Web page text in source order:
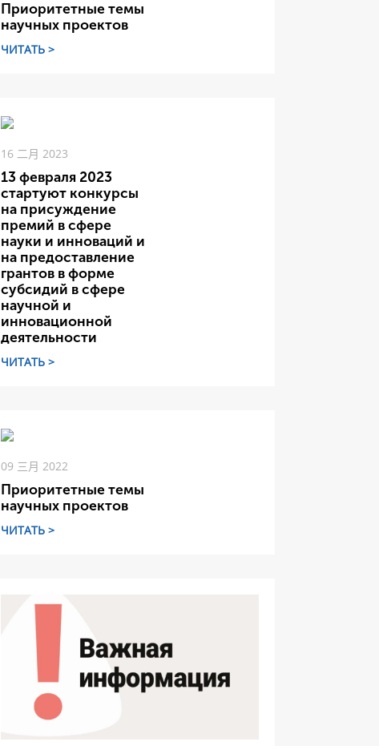
Приоритетные темы
научных проектов
ЧИТАТЬ >
16 二月 2023
13 февраля 2023
стартуют конкурсы
на присуждение
премий в сфере
науки и инноваций и
на предоставление
грантов в форме
субсидий в сфере
научной и
инновационной
деятельности
ЧИТАТЬ >
09 三月 2022
Приоритетные темы
научных проектов
ЧИТАТЬ >